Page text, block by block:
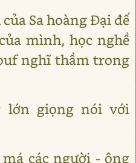
Sa hoàng Đại đế
mình, học nghề
nghĩ thầm trong
lớn giọng nói với
các người - ông